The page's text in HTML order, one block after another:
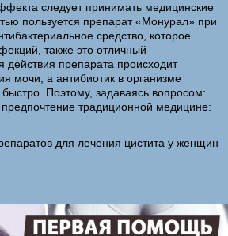
следует принимать медицинские
пользуется препарат «Монурал» при
средство, которое
также это отличный
действия препарата происходит
мочи, а антибиотик в организме
быстро. Поэтому, задаваясь вопросом:
предпочтение традиционной медицине:
для лечения цистита у женщин